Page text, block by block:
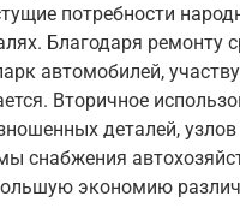
потребности
Благодаря ремонту
автомобилей,
Вторичное
деталей,
снабжения
экономию